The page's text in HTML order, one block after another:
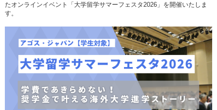
たオンラインイベント「大学留学サマーフェスタ2026」を開催いたしま
す。